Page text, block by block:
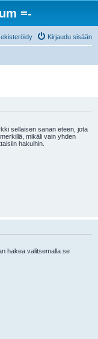
=-
Kirjaudu sisään
sellaisen sanan eteen, jota
mikäli vain yhden
hakuihin.
hakea valitsemalla se